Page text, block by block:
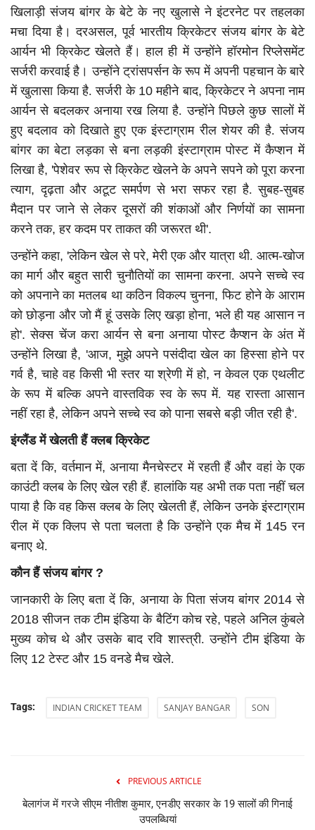
खिलाड़ी संजय बांगर के बेटे के नए खुलासे ने इंटरनेट पर तहलका
मचा दिया है। दरअसल, पूर्व भारतीय क्रिकेटर संजय बांगर के बेटे
आर्यन भी क्रिकेट खेलते हैं। हाल ही में उन्होंने हॉरमोन रिप्लेसमेंट
सर्जरी करवाई है। उन्होंने ट्रांसपर्सन के रूप में अपनी पहचान के बारे
में खुलासा किया है. सर्जरी के 10 महीने बाद,क्रिकेटर ने अपना नाम
आर्यन से बदलकर अनाया रख लिया है. उन्होंने पिछले कुछ सालों में
हुए बदलाव को दिखाते हुए एक इंस्टाग्राम रील शेयर की है. संजय
बांगर का बेटा लड़का से बना लड़की इंस्टाग्राम पोस्ट में कैप्शन में
लिखा है, 'पेशेवर रूप से क्रिकेट खेलने के अपने सपने को पूरा करना
त्याग,दृढ़ता और अटूट समर्पण से भरा सफर रहा है. सुबह-सुबह
मैदान पर जाने से लेकर दूसरों की शंकाओं और निर्णयों का सामना
करने तक,हर कदम पर ताकत की जरूरत थी'.
उन्होंने कहा, 'लेकिन खेल से परे,मेरी एक और यात्रा थी. आत्म-खोज
का मार्ग और बहुत सारी चुनौतियों का सामना करना. अपने सच्चे स्व
को अपनाने का मतलब था कठिन विकल्प चुनना,फिट होने के आराम
को छोड़ना और जो मैं हूं उसके लिए खड़ा होना, भले ही यह आसान न
हो'.सेक्स चेंज करा आर्यन से बना अनाया पोस्ट कैप्शन के अंत में
उन्होंने लिखा है, 'आज,मुझे अपने पसंदीदा खेल का हिस्सा होने पर
गर्व है,चाहे वह किसी भी स्तर या श्रेणी में हो,न केवल एक एथलीट
के रूप में बल्कि अपने वास्तविक स्व के रूप में. यह रास्ता आसान
नहीं रहा है,लेकिन अपने सच्चे स्व को पाना सबसे बड़ी जीत रही है'.
इंग्लैंड में खेलती हैं क्लब क्रिकेट
बता दें कि,वर्तमान में,अनाया मैनचेस्टर में रहती हैं और वहां के एक
काउंटी क्लब के लिए खेल रही हैं. हालांकि यह अभी तक पता नहीं चल
पाया है कि वह किस क्लब के लिए खेलती हैं,लेकिन उनके इंस्टाग्राम
रील में एक क्लिप से पता चलता है कि उन्होंने एक मैच में 145 रन
बनाए थे.
कौन हैं संजय बांगर ?
जानकारी के लिए बता दें कि, अनाया के पिता संजय बांगर 2014से
2018सीजन तक टीम इंडिया के बैटिंग कोच रहे,पहले अनिल कुंबले
मुख्य कोच थे और उसके बाद रवि शास्त्री. उन्होंने टीम इंडिया के
लिए 12टेस्ट और 15वनडे मैच खेले.
Tags: INDIAN CRICKET TEAM SANJAY BANGAR SON
PREVIOUS ARTICLE
बेलागंज में गरजे सीएम नीतीश कुमार, एनडीए सरकार के 19 सालों की गिनाई
उपलब्धियां